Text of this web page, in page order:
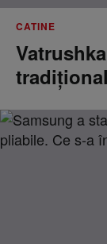
CATINE